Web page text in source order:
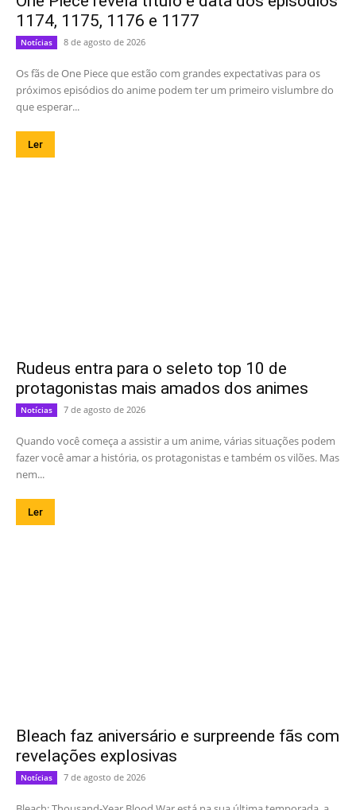
1174, 1175, 1176 e 1177
Notícias 8 de agosto de 2026
Os fãs de One Piece que estão com grandes expectativas para os
próximos episódios do anime podem ter um primeiro vislumbre do
que esperar...
Ler
Rudeus entra para o seleto top 10 de
protagonistas mais amados dos animes
Notícias 7 de agosto de 2026
Quando você começa a assistir a um anime, várias situações podem
fazer você amar a história, os protagonistas e também os vilões. Mas
nem...
Ler
Bleach faz aniversário e surpreende fãs com
revelações explosivas
Notícias 7 de agosto de 2026